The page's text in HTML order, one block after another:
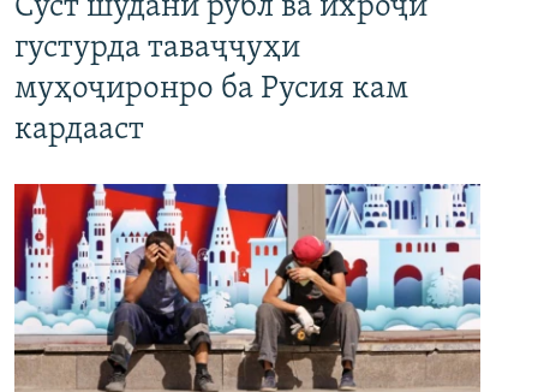
Суст шудани рубл ва ихроҷи
густурда таваҷҷуҳи
муҳоҷиронро ба Русия кам
кардааст